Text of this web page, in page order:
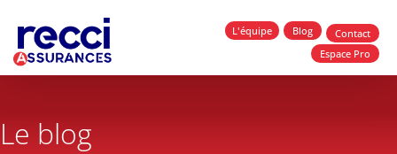
L'équipe Blog
Contact
Espace Pro
Le blog